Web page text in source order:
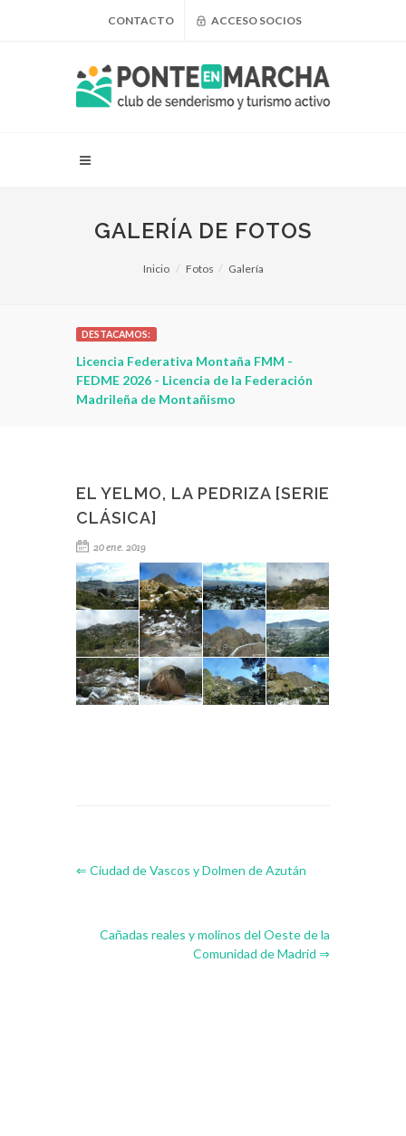
CONTACTO ACCESO SOCIOS
GALERÍA DE FOTOS
Inicio Fotos Galería
DESTACAMOS:
Licencia Federativa Montaña FMM -
FEDME 2026 - Licencia de la Federación
Madrileña de Montañismo
EL YELMO, LA PEDRIZA [SERIE
CLÁSICA]
20 ene. 2019
⇐ Ciudad de Vascos y Dolmen de Azután
Cañadas reales y molinos del Oeste de la
Comunidad de Madrid ⇒